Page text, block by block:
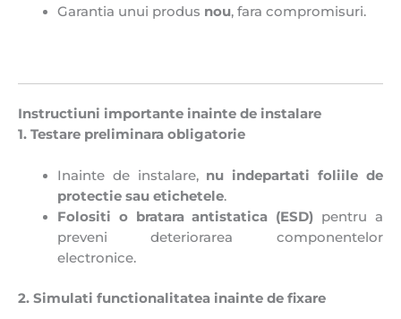
Garantia unui produs nou, fara compromisuri.
Instructiuni importante inainte de instalare
1. Testare preliminara obligatorie
Inainte de instalare, nu indepartati foliile de
protectie sau etichetele.
Folositi o bratara antistatica (ESD) pentru a
preveni deteriorarea componentelor
electronice.
2. Simulati functionalitatea inainte de fixare